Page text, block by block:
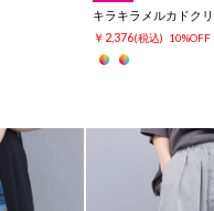
キラキラメルカドク
￥2,376(税込) 10%OFF